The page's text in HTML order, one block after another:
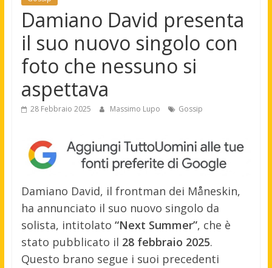
Damiano David presenta
il suo nuovo singolo con
foto che nessuno si
aspettava
28 Febbraio 2025 Massimo Lupo Gossip
Damiano David, il frontman dei Måneskin,
ha annunciato il suo nuovo singolo da
solista, intitolato “Next Summer”, che è
stato pubblicato il 28 febbraio 2025.
Questo brano segue i suoi precedenti